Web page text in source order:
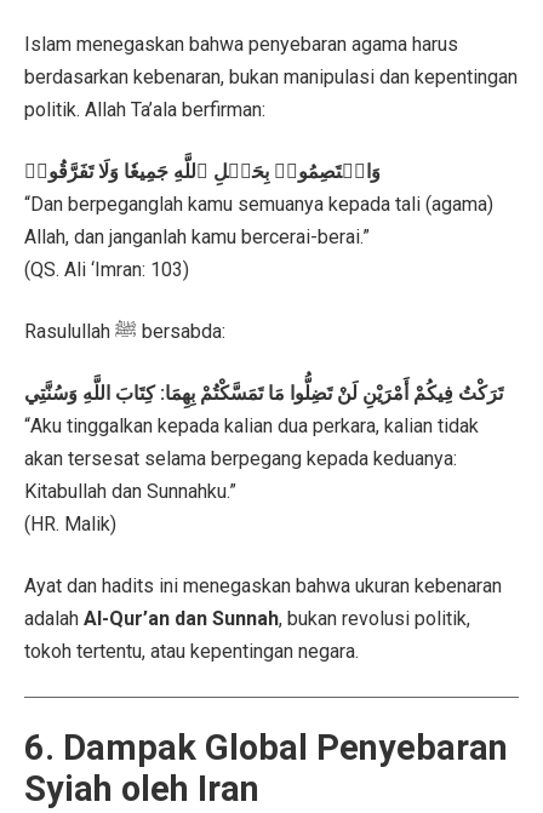
Islam menegaskan bahwa penyebaran agama harus
berdasarkan kebenaran, bukan manipulasi dan kepentingan
politik. Allah Ta’ala berfirman:
وَاعۡتَصِمُوا۟ بِحَبۡلِ ٱللَّهِ جَمِيعٗا وَلَا تَفَرَّقُوا۟
“Dan berpeganglah kamu semuanya kepada tali (agama)
Allah, dan janganlah kamu bercerai-berai.”
(QS. Ali ‘Imran: 103)
Rasulullah ﷺ bersabda:
تَرَكْتُ فِيكُمْ أَمْرَيْنِ لَنْ تَضِلُّوا مَا تَمَسَّكْتُمْ بِهِمَا: كِتَابَ اللَّهِ وَسُنَّتِي
“Aku tinggalkan kepada kalian dua perkara, kalian tidak
akan tersesat selama berpegang kepada keduanya:
Kitabullah dan Sunnahku.”
(HR. Malik)
Ayat dan hadits ini menegaskan bahwa ukuran kebenaran
adalah Al-Qur’an dan Sunnah, bukan revolusi politik,
tokoh tertentu, atau kepentingan negara.
6. Dampak Global Penyebaran
Syiah oleh Iran